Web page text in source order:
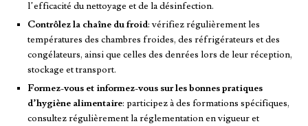
l’efficacité du nettoyage et de la désinfection.
Contrôlez la chaîne du froid: vérifiez régulièrement les
températures des chambres froides, des réfrigérateurs et des
congélateurs, ainsi que celles des denrées lors de leur réception,
stockage et transport.
Formez-vous et informez-vous sur les bonnes pratiques
d’hygiène alimentaire: participez à des formations spécifiques,
consultez régulièrement la réglementation en vigueur et